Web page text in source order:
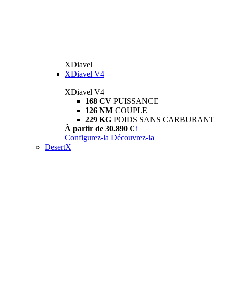
XDiavel
XDiavel V4
XDiavel V4
168 CV PUISSANCE
126 NM COUPLE
229 KG POIDS SANS CARBURANT
À partir de 30.890 € i
Configurez-la Découvrez-la
DesertX